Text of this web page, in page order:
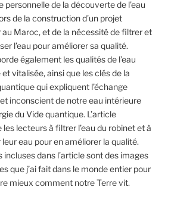
personnelle de la découverte de l’eau
de la construction d’un projet
au Maroc, et de la nécessité de filtrer et
l’eau pour améliorer sa qualité.
également les qualités de l’eau
vitalisée, ainsi que les clés de la
qui expliquent l’échange
inconscient de notre eau intérieure
du Vide quantique. L’article
lecteurs à filtrer l’eau du robinet et à
eau pour en améliorer la qualité.
incluses dans l’article sont des images
que j’ai fait dans le monde entier pour
mieux comment notre Terre vit.